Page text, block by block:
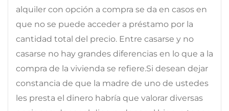
alquiler con opción a compra se da en casos en
que no se puede acceder a préstamo por la
cantidad total del precio. Entre casarse y no
casarse no hay grandes diferencias en lo que a la
compra de la vivienda se refiere.Si desean dejar
constancia de que la madre de uno de ustedes
les presta el dinero habría que valorar diversas